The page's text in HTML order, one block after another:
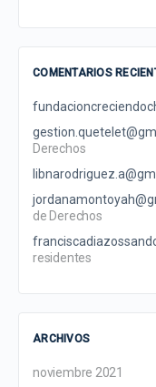
COMENTARIOS
Derechos
de Derechos
residentes
ARCHIVOS
noviembre 2021